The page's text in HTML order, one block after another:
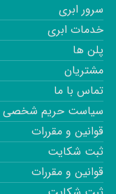
سرور ابری
خدمات ابری
پلن ها
مشتریان
تماس با ما
سیاست حریم شخصی
قوانین و مقررات
ثبت شکایت
قوانین و مقررات